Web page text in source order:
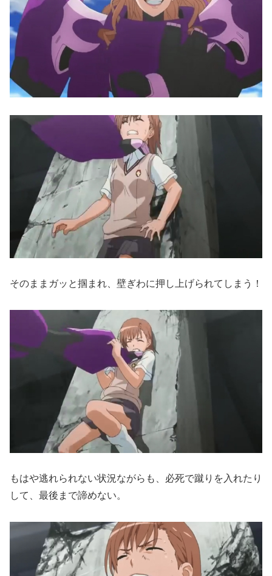
そのままガッと掴まれ、壁ぎわに押し上げられてしまう！
もはや逃れられない状況ながらも、必死で蹴りを入れたり
して、最後まで諦めない。